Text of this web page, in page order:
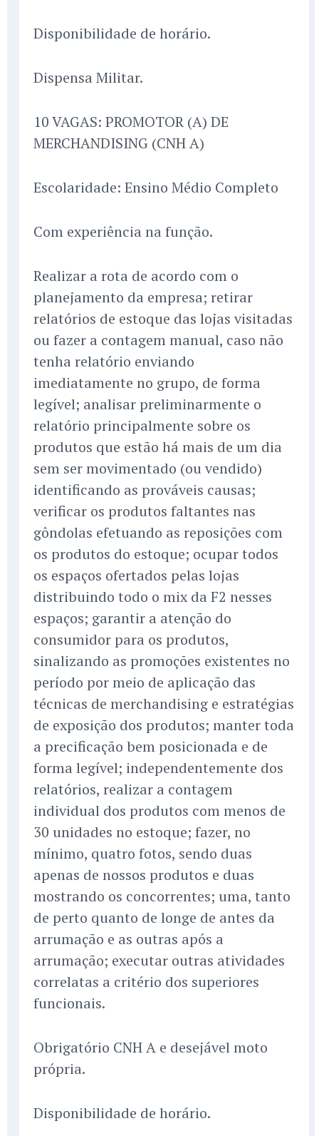
Disponibilidade de horário.
Dispensa Militar.
10 VAGAS: PROMOTOR (A) DE
MERCHANDISING (CNH A)
Escolaridade: Ensino Médio Completo
Com experiência na função.
Realizar a rota de acordo com o
planejamento da empresa; retirar
relatórios de estoque das lojas visitadas
ou fazer a contagem manual, caso não
tenha relatório enviando
imediatamente no grupo, de forma
legível; analisar preliminarmente o
relatório principalmente sobre os
produtos que estão há mais de um dia
sem ser movimentado (ou vendido)
identificando as prováveis causas;
verificar os produtos faltantes nas
gôndolas efetuando as reposições com
os produtos do estoque; ocupar todos
os espaços ofertados pelas lojas
distribuindo todo o mix da F2 nesses
espaços; garantir a atenção do
consumidor para os produtos,
sinalizando as promoções existentes no
período por meio de aplicação das
técnicas de merchandising e estratégias
de exposição dos produtos; manter toda
a precificação bem posicionada e de
forma legível; independentemente dos
relatórios, realizar a contagem
individual dos produtos com menos de
30 unidades no estoque; fazer, no
mínimo, quatro fotos, sendo duas
apenas de nossos produtos e duas
mostrando os concorrentes; uma, tanto
de perto quanto de longe de antes da
arrumação e as outras após a
arrumação; executar outras atividades
correlatas a critério dos superiores
funcionais.
Obrigatório CNH A e desejável moto
própria.
Disponibilidade de horário.